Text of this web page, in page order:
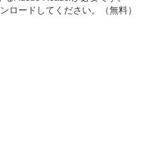
ロードしてください。（無料）